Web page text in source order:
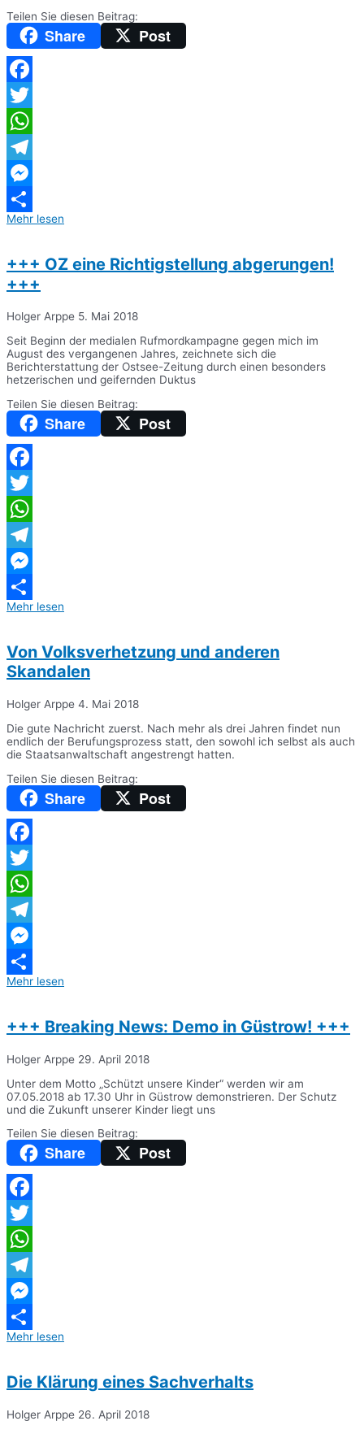
Teilen Sie diesen Beitrag:
Share Post
Facebook
Twitter
WhatsApp
Telegram
Messenger
Teilen
Mehr lesen
+++ OZ eine Richtigstellung abgerungen!
+++
Holger Arppe 5. Mai 2018
Seit Beginn der medialen Rufmordkampagne gegen mich im
August des vergangenen Jahres, zeichnete sich die
Berichterstattung der Ostsee-Zeitung durch einen besonders
hetzerischen und geifernden Duktus
Teilen Sie diesen Beitrag:
Share Post
Facebook
Twitter
WhatsApp
Telegram
Messenger
Teilen
Mehr lesen
Von Volksverhetzung und anderen
Skandalen
Holger Arppe 4. Mai 2018
Die gute Nachricht zuerst. Nach mehr als drei Jahren findet nun
endlich der Berufungsprozess statt, den sowohl ich selbst als auch
die Staatsanwaltschaft angestrengt hatten.
Teilen Sie diesen Beitrag:
Share Post
Facebook
Twitter
WhatsApp
Telegram
Messenger
Teilen
Mehr lesen
+++ Breaking News: Demo in Güstrow! +++
Holger Arppe 29. April 2018
Unter dem Motto „Schützt unsere Kinder“ werden wir am
07.05.2018 ab 17.30 Uhr in Güstrow demonstrieren. Der Schutz
und die Zukunft unserer Kinder liegt uns
Teilen Sie diesen Beitrag:
Share Post
Facebook
Twitter
WhatsApp
Telegram
Messenger
Teilen
Mehr lesen
Die Klärung eines Sachverhalts
Holger Arppe 26. April 2018